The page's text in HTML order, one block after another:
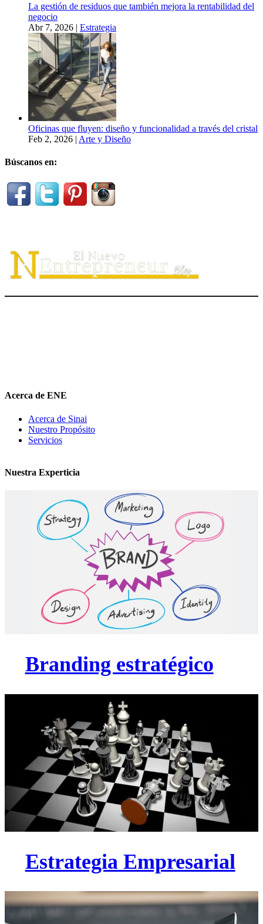
La gestión de residuos que también mejora la rentabilidad del
negocio
Abr 7, 2026 | Estrategia
Oficinas que fluyen: diseño y funcionalidad a través del cristal
Feb 2, 2026 | Arte y Diseño
Búscanos en:
Acerca de ENE
Acerca de Sinai
Nuestro Propósito
Servicios
Nuestra Experticia
Branding estratégico
Estrategia Empresarial